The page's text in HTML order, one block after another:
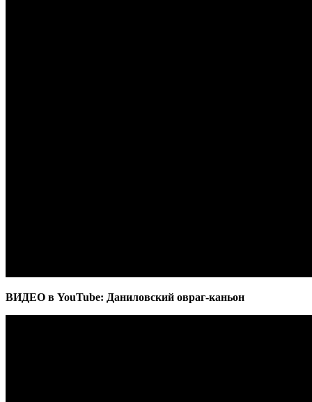
ВИДЕО в YouTube: Даниловский овраг-каньон